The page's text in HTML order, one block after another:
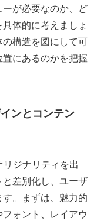
が必要なのか、ど
体的に考えましょ
の構造を図にして可
にあるのかを把握
ンとコンテン
ジナリティを出
差別化し、ユーザ
。まずは、魅力的
ォント、レイアウ